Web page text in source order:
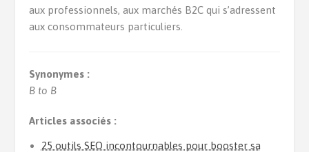
aux professionnels, aux marchés B2C qui s’adressent
aux consommateurs particuliers.
Synonymes :
B to B
Articles associés :
25 outils SEO incontournables pour booster sa